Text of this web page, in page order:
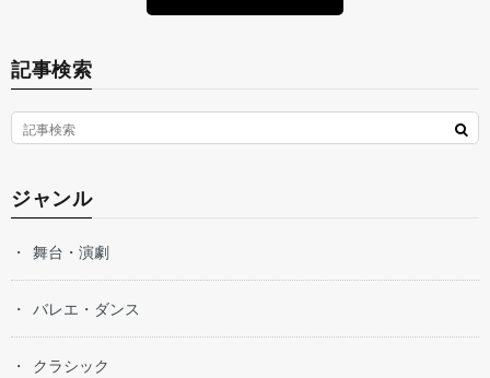
記事検索
ジャンル
舞台・演劇
バレエ・ダンス
クラシック